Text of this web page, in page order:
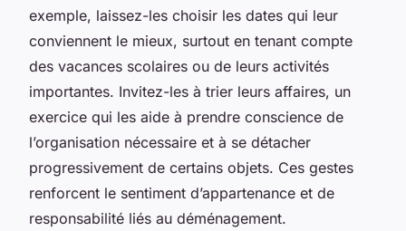
exemple, laissez-les choisir les dates qui leur
conviennent le mieux, surtout en tenant compte
des vacances scolaires ou de leurs activités
importantes. Invitez-les à trier leurs affaires, un
exercice qui les aide à prendre conscience de
l’organisation nécessaire et à se détacher
progressivement de certains objets. Ces gestes
renforcent le sentiment d’appartenance et de
responsabilité liés au déménagement.